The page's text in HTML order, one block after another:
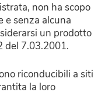
non ha scopo
e senza alcuna
un prodotto
del 7.03.2001.
riconducibili a siti
la loro